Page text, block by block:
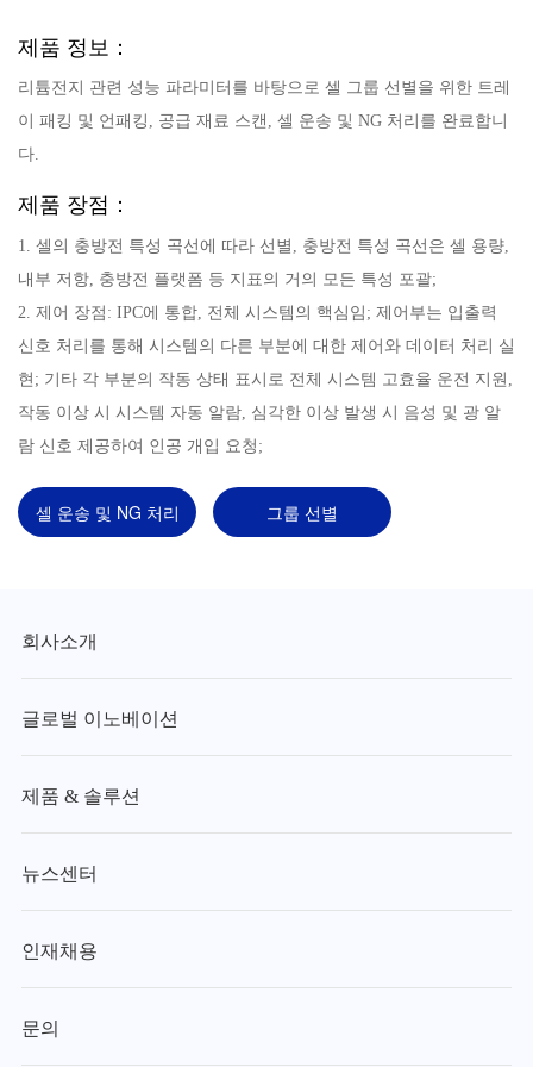
제품 정보：
리튬전지 관련 성능 파라미터를 바탕으로 셀 그룹 선별을 위한 트레
이 패킹 및 언패킹, 공급 재료 스캔, 셀 운송 및 NG 처리를 완료합니
다.
제품 장점：
1. 셀의 충방전 특성 곡선에 따라 선별, 충방전 특성 곡선은 셀 용량,
내부 저항, 충방전 플랫폼 등 지표의 거의 모든 특성 포괄;
2. 제어 장점: IPC에 통합, 전체 시스템의 핵심임; 제어부는 입출력
신호 처리를 통해 시스템의 다른 부분에 대한 제어와 데이터 처리 실
현; 기타 각 부분의 작동 상태 표시로 전체 시스템 고효율 운전 지원,
작동 이상 시 시스템 자동 알람, 심각한 이상 발생 시 음성 및 광 알
람 신호 제공하여 인공 개입 요청;
셀 운송 및 NG 처리 그룹 선별
회사소개
글로벌 이노베이션
제품 & 솔루션
뉴스센터
인재채용
문의